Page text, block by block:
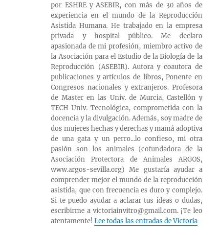
por ESHRE y ASEBIR, con más de 30 años de
experiencia en el mundo de la Reproducción
Asistida Humana. He trabajado en la empresa
privada y hospital público. Me declaro
apasionada de mi profesión, miembro activo de
la Asociación para el Estudio de la Biología de la
Reproducción (ASEBIR). Autora y coautora de
publicaciones y artículos de libros, Ponente en
Congresos nacionales y extranjeros. Profesora
de Master en las Univ. de Murcia, Castellón y
TECH Univ. Tecnológica, comprometida con la
docencia y la divulgación. Además, soy madre de
dos mujeres hechas y derechas y mamá adoptiva
de una gata y un perro...lo confieso, mi otra
pasión son los animales (cofundadora de la
Asociación Protectora de Animales ARGOS,
www.argos-sevilla.org) Me gustaría ayudar a
comprender mejor el mundo de la reproducción
asistida, que con frecuencia es duro y complejo.
Si te puedo ayudar a aclarar tus ideas o dudas,
escribirme a victoriainvitro@gmail.com. ¡Te leo
atentamente!Lee todas las entradas de Victoria